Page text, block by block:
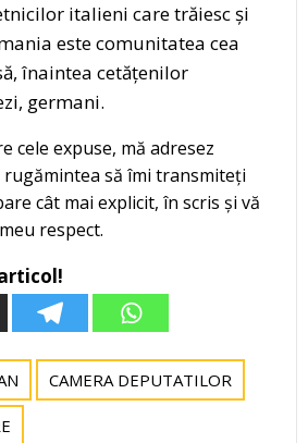
italieni care trăiesc și
este comunitatea cea
înaintea cetățenilor
germani.
expuse, mă adresez
să îmi transmiteți
cât mai explicit, în scris și vă
respect.
CAMERA DEPUTATILOR